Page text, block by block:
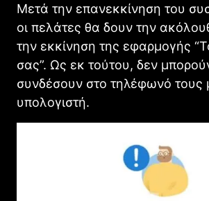
Μετά την επανεκκίνηση του
οι πελάτες θα δουν την
την εκκίνηση της εφαρμογής
σας”. Ως εκ τούτου, δεν
συνδέσουν στο τηλέφωνό τους
υπολογιστή.